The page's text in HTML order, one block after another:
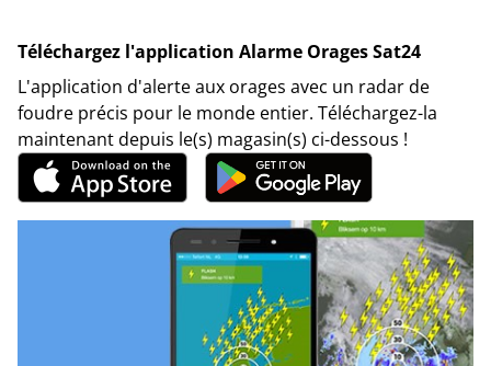
Téléchargez l'application Alarme Orages Sat24
L'application d'alerte aux orages avec un radar de
foudre précis pour le monde entier. Téléchargez-la
maintenant depuis le(s) magasin(s) ci-dessous !